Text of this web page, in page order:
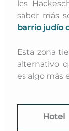
los
saber más
barrio judío
Esta zona
alternativo
es algo más
Hotel